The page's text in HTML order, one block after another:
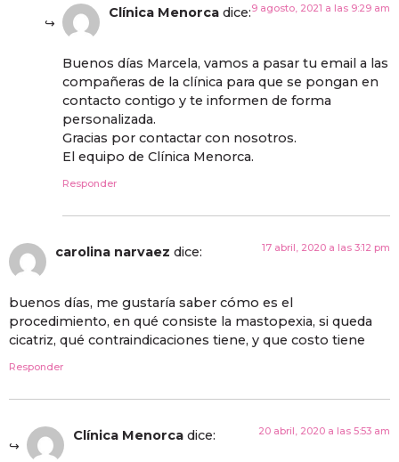
Clínica Menorca dice:9 agosto, 2021 a las 9:29 am
Buenos días Marcela, vamos a pasar tu email a las
compañeras de la clínica para que se pongan en
contacto contigo y te informen de forma
personalizada.
Gracias por contactar con nosotros.
El equipo de Clínica Menorca.
Responder
carolina narvaez dice: 17 abril, 2020 a las 3:12 pm
buenos días, me gustaría saber cómo es el
procedimiento, en qué consiste la mastopexia, si queda
cicatriz, qué contraindicaciones tiene, y que costo tiene
Responder
Clínica Menorca dice: 20 abril, 2020 a las 5:53 am